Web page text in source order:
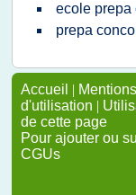
ecole prepa
prepa
Accueil |
d'utilisation |
de cette page
Pour ajouter ou
CGUs